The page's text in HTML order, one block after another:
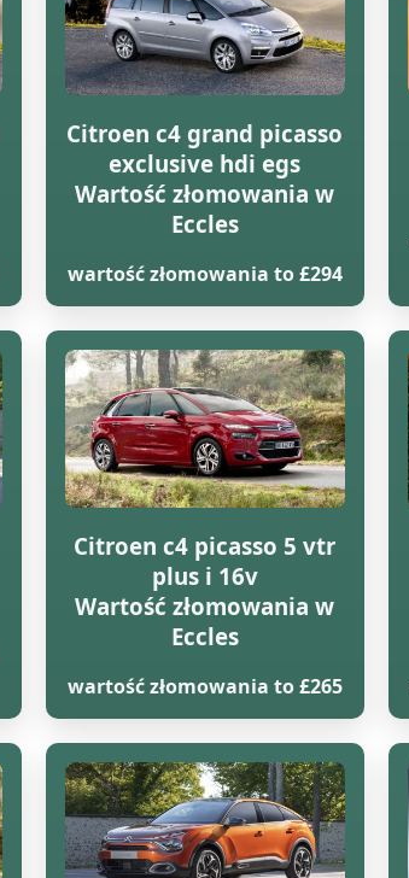
Citroen c4 grand picasso
exclusive hdi egs
Wartość złomowania w
Eccles
wartość złomowania to £294
Citroen c4 picasso 5 vtr
plus i 16v
Wartość złomowania w
Eccles
wartość złomowania to £265